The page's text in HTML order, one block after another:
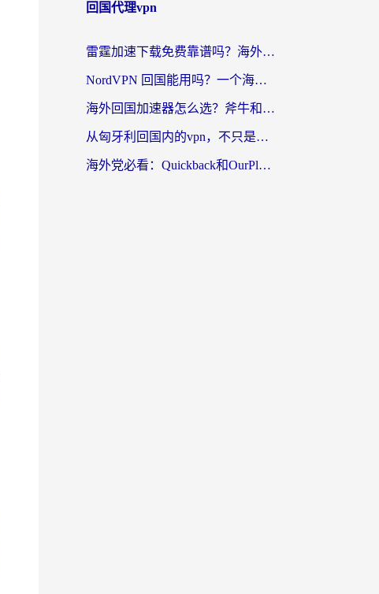
回国代理vpn
雷霆加速下载免费靠谱吗？海外党选回国加速器的避坑指南（附热门工具对比）
NordVPN 回国能用吗？一个海外用户必须面对的真实困境
海外回国加速器怎么选？斧牛和海龟哪个好？一篇帮你避开坑的实用指南
从匈牙利回国内的vpn，不只是为了刷剧那么简单
海外党必看：Quickback和OurPlay好用吗？3分钟选对回国加速器，无缝刷剧玩游戏